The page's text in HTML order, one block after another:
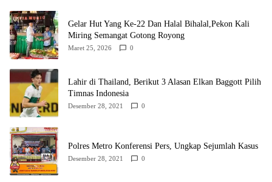
Gelar Hut Yang Ke-22 Dan Halal Bihalal,Pekon Kali
Miring Semangat Gotong Royong
Maret 25, 2026 0
Lahir di Thailand, Berikut 3 Alasan Elkan Baggott Pilih
Timnas Indonesia
Desember 28, 2021 0
Polres Metro Konferensi Pers, Ungkap Sejumlah Kasus
Desember 28, 2021 0